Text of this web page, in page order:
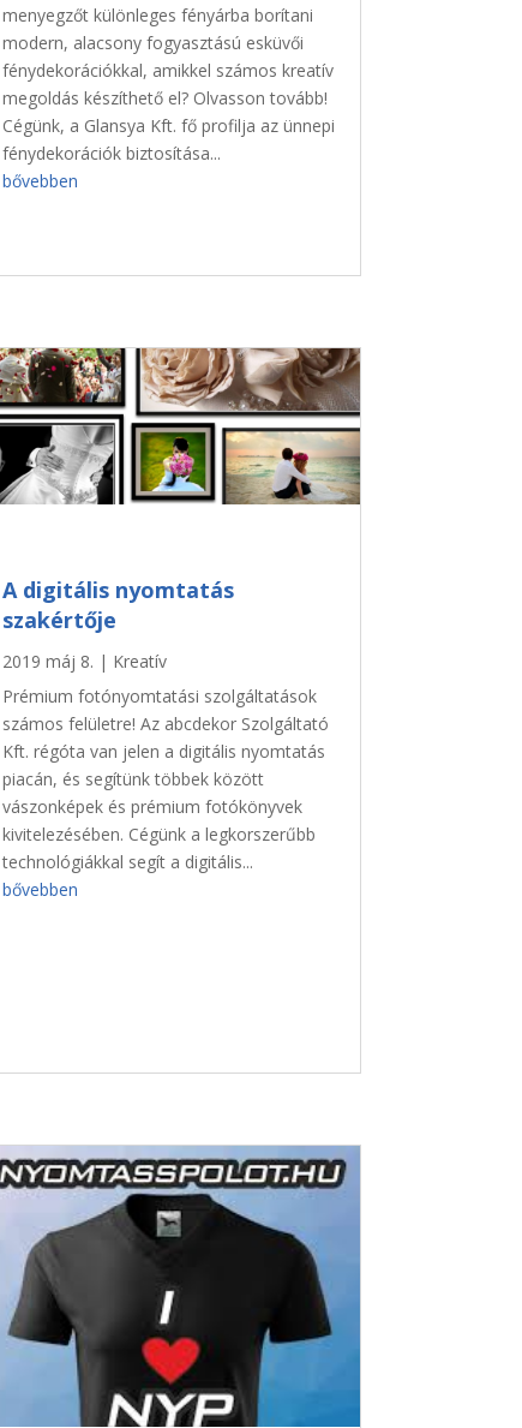
menyegzőt különleges fényárba borítani
modern, alacsony fogyasztású esküvői
fénydekorációkkal, amikkel számos kreatív
megoldás készíthető el? Olvasson tovább!
Cégünk, a Glansya Kft. fő profilja az ünnepi
fénydekorációk biztosítása...
bővebben
A digitális nyomtatás
szakértője
2019 máj 8. | Kreatív
Prémium fotónyomtatási szolgáltatások
számos felületre! Az abcdekor Szolgáltató
Kft. régóta van jelen a digitális nyomtatás
piacán, és segítünk többek között
vászonképek és prémium fotókönyvek
kivitelezésében. Cégünk a legkorszerűbb
technológiákkal segít a digitális...
bővebben